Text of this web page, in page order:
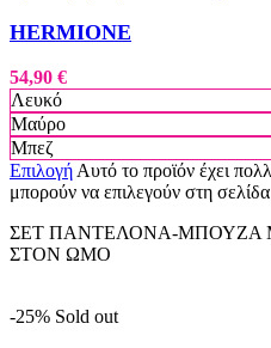
HERMIONE
54,90 €
Λευκό
Μαύρο
Μπεζ
Επιλογή Αυτό το προϊόν έχει
μπορούν να επιλεγούν στη
ΣΕΤ ΠΑΝΤΕΛΟΝΑ-ΜΠΟΥΖΑ
ΣΤΟΝ ΩΜΟ
-25% Sold out